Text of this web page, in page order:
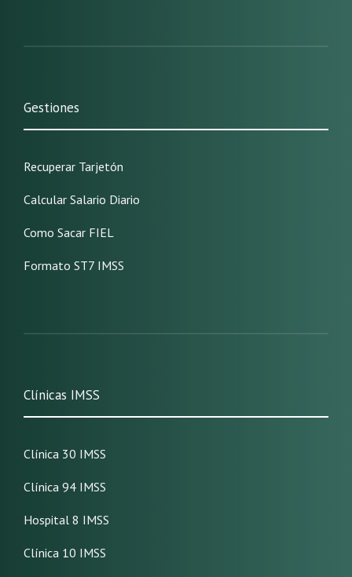
Gestiones
Recuperar Tarjetón
Calcular Salario Diario
Como Sacar FIEL
Formato ST7 IMSS
Clínicas IMSS
Clínica 30 IMSS
Clínica 94 IMSS
Hospital 8 IMSS
Clínica 10 IMSS